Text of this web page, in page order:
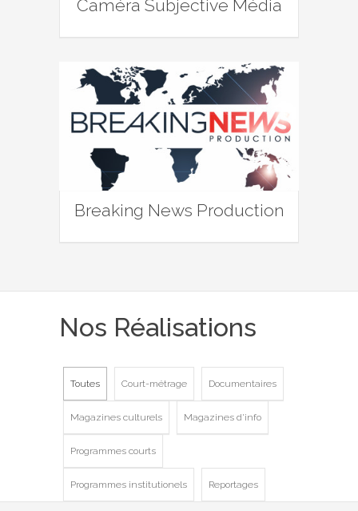
Caméra Subjective Média
Breaking News Production
Nos Réalisations
Toutes Court-métrage Documentaires
Magazines culturels Magazines d'info
Programmes courts
Programmes institutionels Reportages